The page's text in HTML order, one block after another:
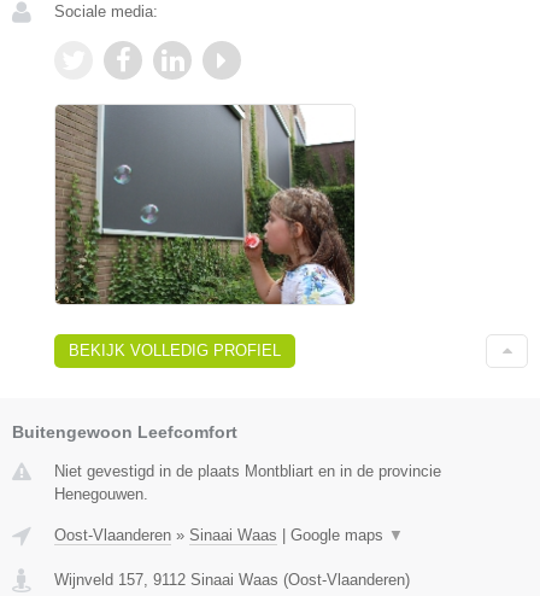
Sociale media:
BEKIJK VOLLEDIG PROFIEL
Buitengewoon Leefcomfort
Niet gevestigd in de plaats Montbliart en in de provincie
Henegouwen.
Oost-Vlaanderen » Sinaai Waas | Google maps ▼
Wijnveld 157 9112 Sinaai Waas (Oost-Vlaanderen)